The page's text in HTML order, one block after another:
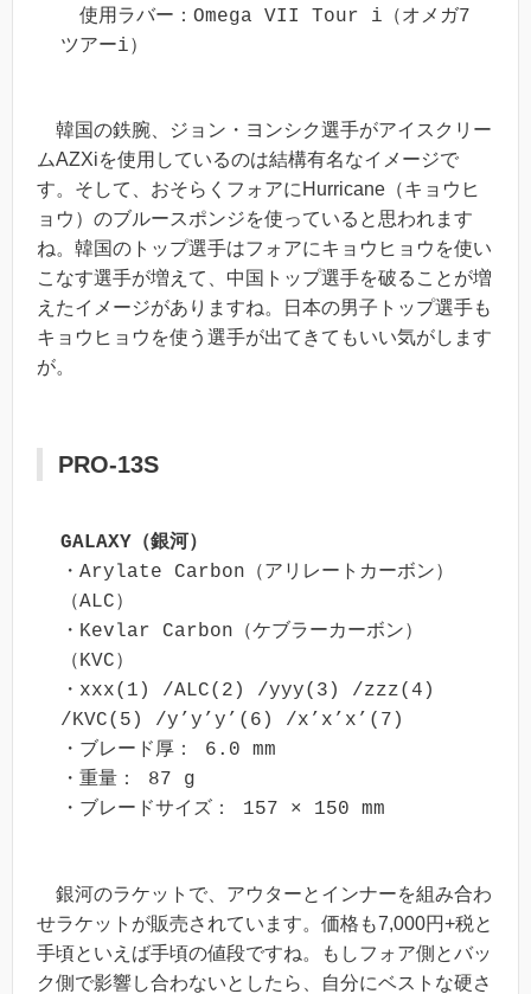
使用ラバー：Omega VII Tour i（オメガ7
ツアーi）
韓国の鉄腕、ジョン・ヨンシク選手がアイスクリー
ムAZXiを使用しているのは結構有名なイメージで
す。そして、おそらくフォアにHurricane（キョウヒ
ョウ）のブルースポンジを使っていると思われます
ね。韓国のトップ選手はフォアにキョウヒョウを使い
こなす選手が増えて、中国トップ選手を破ることが増
えたイメージがありますね。日本の男子トップ選手も
キョウヒョウを使う選手が出てきてもいい気がします
が。
PRO-13S
GALAXY（銀河）
・Arylate Carbon（アリレートカーボン）
（ALC）
・Kevlar Carbon（ケブラーカーボン）
（KVC）
・xxx(1) /ALC(2) /yyy(3) /zzz(4)
/KVC(5) /y’y’y’(6) /x’x’x’(7)
・ブレード厚： 6.0 mm
・重量： 87 g
・ブレードサイズ： 157 × 150 mm
銀河のラケットで、アウターとインナーを組み合わ
せラケットが販売されています。価格も7,000円+税と
手頃といえば手頃の値段ですね。もしフォア側とバッ
ク側で影響し合わないとしたら、自分にベストな硬さ